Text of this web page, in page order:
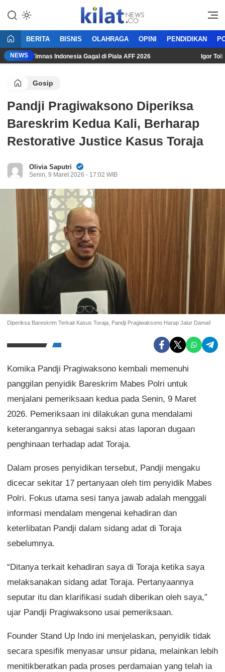
KilatNews.co
Mencerdaskan Anak Bangsa
BERITA BISNIS OLAHRAGA OPINI PENDIDIKAN
NEWS
Timnas Indonesia Gagal di Piala AFF 2026 Igor Tolic:
Gosip
Pandji Pragiwaksono Diperiksa
Bareskrim Kedua Kali, Berharap
Restorative Justice Kasus Toraja
Olivia Saputri
Senin, 9 Maret 2026 - 17:02 WIB
Diperiksa Bareskrim Terkait Kasus Toraja, Pandji Pragiwaksono Harap Jalur Damai!
Komika Pandji Pragiwaksono kembali memenuhi
panggilan penyidik Bareskrim Mabes Polri untuk
menjalani pemeriksaan kedua pada Senin, 9 Maret
2026. Pemeriksaan ini dilakukan guna mendalami
keterangannya sebagai saksi atas laporan dugaan
penghinaan terhadap adat Toraja.
Dalam proses penyidikan tersebut, Pandji mengaku
dicecar sekitar 17 pertanyaan oleh tim penyidik Mabes
Polri. Fokus utama sesi tanya jawab adalah menggali
informasi mendalam mengenai kehadiran dan
keterlibatan Pandji dalam sidang adat di Toraja
sebelumnya.
“Ditanya terkait kehadiran saya di Toraja ketika saya
melaksanakan sidang adat Toraja. Pertanyaannya
seputar itu dan klarifikasi sudah diberikan oleh saya,”
ujar Pandji Pragiwaksono usai pemeriksaan.
Founder Stand Up Indo ini menjelaskan, penyidik tidak
secara spesifik menyasar unsur pidana, melainkan lebih
menitikberatkan pada proses perdamaian yang telah ia